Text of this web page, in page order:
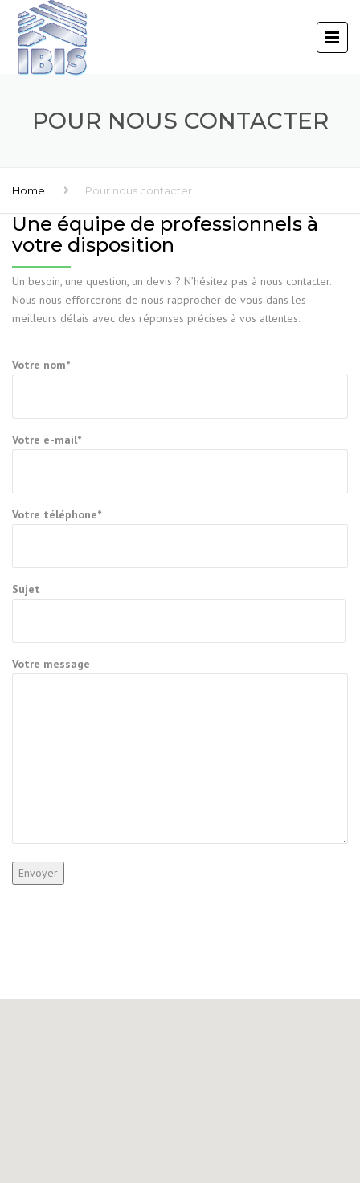
POUR NOUS CONTACTER
Home Pour nous contacter
Une équipe de professionnels à
votre disposition
Un besoin, une question, un devis ? N’hésitez pas à nous contacter.
Nous nous efforcerons de nous rapprocher de vous dans les
meilleurs délais avec des réponses précises à vos attentes.
Votre nom*
Votre e-mail*
Votre téléphone*
Sujet
Votre message